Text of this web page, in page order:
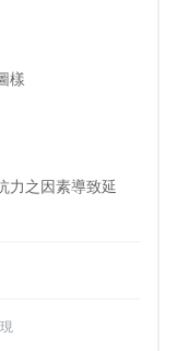
上原訂購人相關證
們將會為您處
樣
力之因素導致延